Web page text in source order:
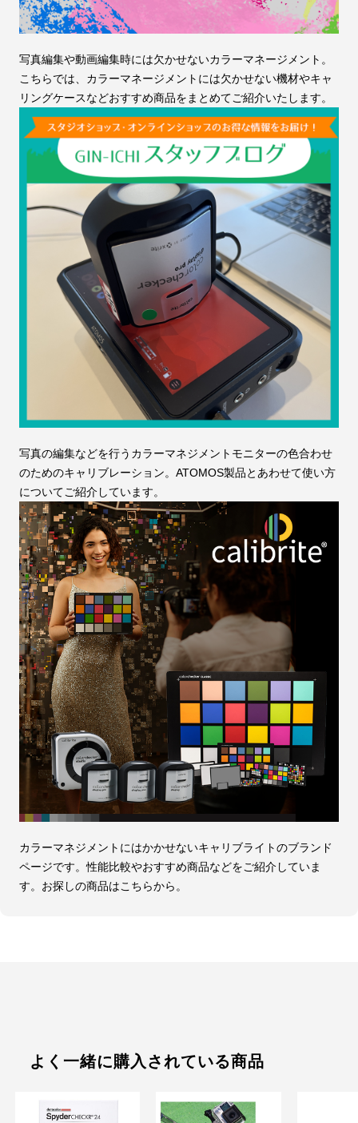
写真編集や動画編集時には欠かせないカラーマネージメント。
こちらでは、カラーマネージメントには欠かせない機材やキャ
リングケースなどおすすめ商品をまとめてご紹介いたします。
写真の編集などを行うカラーマネジメントモニターの色合わせ
のためのキャリブレーション。ATOMOS製品とあわせて使い方
についてご紹介しています。
カラーマネジメントにはかかせないキャリブライトのブランド
ページです。性能比較やおすすめ商品などをご紹介していま
す。お探しの商品はこちらから。
よく一緒に購入されている商品